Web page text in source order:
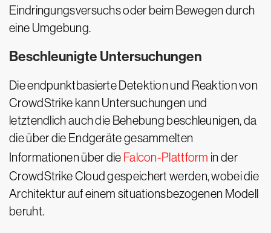
Eindringungsversuchs oder beim Bewegen durch
eine Umgebung.
Beschleunigte Untersuchungen
Die endpunktbasierte Detektion und Reaktion von
CrowdStrike kann Untersuchungen und
letztendlich auch die Behebung beschleunigen, da
die über die Endgeräte gesammelten
Informationen über die Falcon-Plattform in der
CrowdStrike Cloud gespeichert werden, wobei die
Architektur auf einem situationsbezogenen Modell
beruht.